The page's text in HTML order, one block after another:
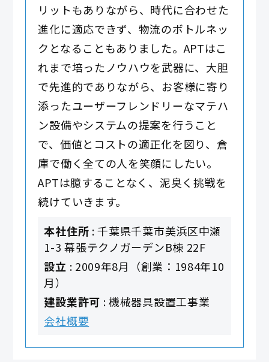
リットもありながら、時代に合わせた
進化に適応できず、物流のボトルネッ
クとなることもありました。APTはこ
れまで培ったノウハウを武器に、大胆
で先進的でありながら、お客様に寄り
添ったユーザーフレンドリーなマテハ
ン設備やシステムの提案を行うこと
で、価値とコストの適正化を図り、倉
庫で働く全ての人を笑顔にしたい。
APTは臆することなく、泥臭く挑戦を
続けていきます。
本社住所 : 千葉県千葉市美浜区中瀬
1-3 幕張テクノガーデンB棟 22F
設立 : 2009年8月（創業：1984年10
月）
建設業許可 : 機械器具設置工事業
会社概要